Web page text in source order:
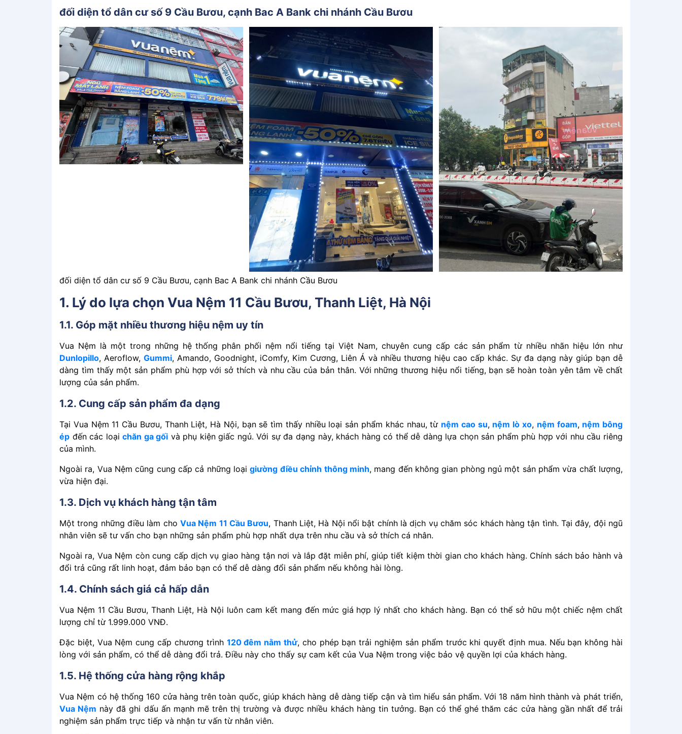
đối diện tổ dân cư số 9 Cầu Bươu, cạnh Bac A Bank chi nhánh Cầu Bươu
đối diện tổ dân cư số 9 Cầu Bươu, cạnh Bac A Bank chi nhánh Cầu Bươu
1. Lý do lựa chọn Vua Nệm 11 Cầu Bươu, Thanh Liệt, Hà Nội
1.1. Góp͏͏ mặt͏͏ nhiều͏͏ thương͏͏ hiệu͏͏ nệm͏͏ uy͏͏ tín
Vua͏͏ Nệm͏͏ là͏͏ một͏͏ trong͏͏ những͏͏ hệ͏͏ thống͏͏ phân͏͏ phối͏͏ nệm͏͏ nổi͏͏ tiếng͏͏ tại͏͏ Việt͏͏ Nam,͏͏ chuyên͏͏ cung͏͏ cấp͏͏ các͏͏ sản͏͏ phẩm͏͏ từ͏͏ nhiều͏͏ nhãn͏͏ hiệu͏͏ lớn͏͏ như͏͏
Dunlopillo,͏ Aeroflow,͏͏ Gummi,͏͏ Amando,͏͏ Goodnight,͏͏ iComfy, Kim͏͏ Cương,͏͏ Liên͏͏ Á͏͏ và͏͏ nhiều͏͏ thương͏͏ hiệu͏͏ cao͏͏ cấp͏͏ khác.͏͏ Sự͏͏ đa͏͏ dạng͏͏ này͏͏ giúp͏͏ bạn͏͏ dễ͏͏
dàng͏͏ tìm͏͏ thấy͏͏ một͏͏ sản͏͏ phẩm͏͏ phù͏͏ hợp͏͏ với͏͏ sở͏͏ thích͏͏ và͏͏ nhu͏͏ cầu͏͏ của͏͏ bản͏͏ thân.͏͏ Với͏͏ những͏͏ thương͏͏ hiệu͏͏ nổi͏͏ tiếng,͏͏ bạn͏͏ sẽ͏͏ hoàn͏͏ toàn͏͏ yên͏͏ tâm͏͏ về͏͏ chất͏͏
lượng͏͏ của͏͏ sản͏͏ phẩm.
1.2. Cung͏͏ cấp͏͏ sản͏͏ phẩm͏͏ đa͏͏ dạng
Tại͏͏ Vua Nệm 11 Cầu Bươu, Thanh Liệt, Hà Nội,͏͏ bạn͏͏ sẽ͏͏ tìm͏͏ thấy͏͏ nhiều͏͏ loại͏͏ sản͏͏ phẩm͏͏ khác͏͏ nhau,͏͏ từ͏͏ nệm͏͏ cao͏͏ su,͏͏ nệm͏͏ lò͏͏ xo,͏͏ nệm͏͏ foam,͏͏ nệm͏͏ bông͏͏
ép͏͏ đến͏͏ các loạichăn͏͏ ga͏͏ gối͏͏ và͏͏ phụ͏͏ kiện͏͏ giấc͏͏ ngủ.͏͏ Với͏͏ sự͏͏ đa͏͏ dạng͏͏ này,͏͏ khách͏͏ hàng͏͏ có͏͏ thể͏͏ dễ͏͏ dàng͏͏ lựa͏͏ chọn͏͏ sản͏͏ phẩm͏͏ phù͏͏ hợp͏͏ với͏͏ nhu͏͏ cầu͏͏ riêng͏͏
của͏͏ mình.
Ngoài͏͏ ra,͏͏ Vua͏͏ Nệm͏͏ cũng͏͏ cung͏͏ cấp͏͏ cả͏͏ những͏͏ loại͏͏giường͏͏ điều͏͏ chỉnh͏͏ thông͏͏ minh,͏͏ mang͏͏ đến͏͏ không͏͏ gian͏͏ phòng͏͏ ngủ͏͏ một͏͏ sản͏͏ phẩm͏͏ vừa͏͏ chất͏͏ lượng,͏͏
vừa͏͏ hiện͏͏ đại.
1.3. Dịch͏͏ vụ͏͏ khách͏͏ hàng͏͏ tận͏͏ tâm
Một͏͏ trong͏͏ những͏͏ điều͏͏ làm͏͏ cho͏͏ Vua Nệm 11 Cầu Bươu, Thanh Liệt, Hà Nội nổi͏͏ bật͏͏ chính͏͏ là͏͏ dịch͏͏ vụ͏͏ chăm͏͏ sóc͏͏ khách͏͏ hàng͏͏ tận͏͏ tình.͏͏ Tại͏͏ đây,͏͏ đội͏͏ ngũ͏͏
nhân͏͏ viên͏͏ sẽ͏͏ tư͏͏ vấn͏͏ cho͏͏ bạn͏͏ những͏͏ sản͏͏ phẩm͏͏ phù͏͏ hợp͏͏ nhất͏͏ dựa͏͏ trên͏͏ nhu͏͏ cầu͏͏ và͏͏ sở͏͏ thích͏͏ cá͏͏ nhân.͏͏
Ngoài͏͏ ra,͏͏ Vua͏͏ Nệm͏͏ còn͏͏ cung͏͏ cấp͏͏ dịch͏͏ vụ͏͏ giao͏͏ hàng͏͏ tận͏͏ nơi͏͏ và͏͏ lắp͏͏ đặt͏͏ miễn͏͏ phí,͏͏ giúp͏͏ tiết͏͏ kiệm͏͏ thời͏͏ gian͏͏ cho͏͏ khách͏͏ hàng.͏͏ Chính͏͏ sách͏͏ bảo͏͏ hành͏͏ và͏͏
đổi͏͏ trả͏͏ cũng͏͏ rất͏͏ linh͏͏ hoạt,͏͏ đảm͏͏ bảo͏͏ bạn͏͏ có͏͏ thể͏͏ dễ͏͏ dàng͏͏ đổi͏͏ sản͏͏ phẩm͏͏ nếu͏͏ không͏͏ hài͏͏ lòng.
1.4. Chính͏͏ sách͏͏ giá͏͏ cả͏͏ hấp͏͏ dẫn
Vua Nệm 11 Cầu Bươu, Thanh Liệt, Hà Nội luôn͏͏ cam͏͏ kết͏͏ mang͏͏ đến͏͏ mức͏͏ giá͏͏ hợp͏͏ lý͏͏ nhất͏͏ cho͏͏ khách͏͏ hàng.͏͏ Bạn͏͏ có͏͏ thể͏͏ sở͏͏ hữu͏͏ một͏͏ chiếc͏͏ nệm͏͏ chất͏͏
lượng͏͏ chỉ͏͏ từ͏͏ 1.999.000͏͏ VNĐ.͏͏
Đặc͏͏ biệt,͏͏ Vua͏͏ Nệm͏͏ cung͏͏ cấp͏͏ chương͏͏ trình͏͏ 120͏͏ đêm͏͏ nằm thử͏͏,͏͏ cho͏͏ phép͏͏ bạn͏͏ trải͏͏ nghiệm͏͏ sản͏͏ phẩm͏͏ trước͏͏ khi͏͏ quyết͏͏ định͏͏ mua.͏͏ Nếu͏͏ bạn͏͏ không͏͏ hài͏͏
lòng͏͏ với͏͏ sản͏͏ phẩm,͏͏ có͏͏ thể͏͏ dễ͏͏ dàng͏͏ đổi͏͏ trả. Điều͏͏ này͏͏ cho͏͏ thấy͏͏ sự͏͏ cam͏͏ kết͏͏ của͏͏ Vua͏͏ Nệm͏͏ trong͏͏ việc͏͏ bảo͏͏ vệ͏͏ quyền͏͏ lợi͏͏ của͏͏ khách͏͏ hàng.
1.5. Hệ͏͏ thống͏͏ cửa͏͏ hàng͏͏ rộng͏͏ khắp
Vua͏͏ Nệm͏͏ có͏͏ hệ͏͏ thống͏͏ 160 cửa͏͏ hàng͏͏ trên͏͏ toàn͏͏ quốc,͏͏ giúp͏͏ khách͏͏ hàng͏͏ dễ͏͏ dàng͏͏ tiếp͏͏ cận͏͏ và͏͏ tìm͏͏ hiểu͏͏ sản͏͏ phẩm.͏͏ Với͏͏ 18 năm͏͏ hình thành và phát͏͏ triển,͏͏
Vua͏͏ Nệm͏͏ này͏͏ đã͏͏ ghi͏͏ dấu͏͏ ấn͏͏ mạnh͏͏ mẽ͏͏ trên͏͏ thị͏͏ trường͏͏ và͏͏ được͏͏ nhiều͏͏ khách͏͏ hàng͏͏ tin͏͏ tưởng.͏͏ Bạn͏͏ có͏͏ thể͏͏ ghé͏͏ thăm͏͏ các͏͏ cửa͏͏ hàng͏͏ gần͏͏ nhất͏͏ để͏͏ trải͏͏
nghiệm͏͏ sản͏͏ phẩm͏͏ trực͏͏ tiếp͏͏ và͏͏ nhận͏͏ tư͏͏ vấn͏͏ từ͏͏ nhân͏͏ viên.